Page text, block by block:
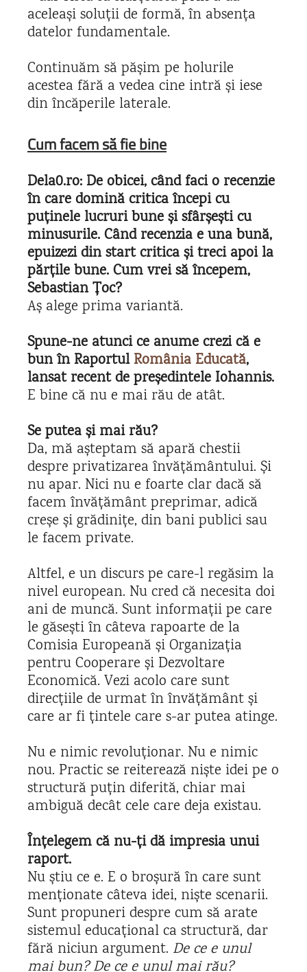
aceleași soluții de formă, în absența
datelor fundamentale.
Continuăm să pășim pe holurile
acestea fără a vedea cine intră și iese
din încăperile laterale.
Cum facem să fie bine
Dela0.ro: De obicei, când faci o recenzie
în care domină critica începi cu
puținele lucruri bune și sfârșești cu
minusurile. Când recenzia e una bună,
epuizezi din start critica și treci apoi la
părțile bune. Cum vrei să începem,
Sebastian Țoc?
Aș alege prima variantă.
Spune-ne atunci ce anume crezi că e
bun în RaportulRomânia Educată,
lansat recent de președintele Iohannis.
E bine că nu e mai rău de atât.
Se putea și mai rău?
Da, mă așteptam să apară chestii
despre privatizarea învățământului. Și
nu apar. Nici nu e foarte clar dacă să
facem învățământ preprimar, adică
creșe și grădinițe, din bani publici sau
le facem private.
Altfel, e un discurs pe care-l regăsim la
nivel european. Nu cred că necesita doi
ani de muncă. Sunt informații pe care
le găsești în câteva rapoarte de la
Comisia Europeană și Organizația
pentru Cooperare și Dezvoltare
Economică. Vezi acolo care sunt
direcțiile de urmat în învățământ și
care ar fi țintele care s-ar putea atinge.
Nu e nimic revoluționar. Nu e nimic
nou. Practic se reiterează niște idei pe o
structură puțin diferită, chiar mai
ambiguă decât cele care deja existau.
Înțelegem că nu-ți dă impresia unui
raport.
Nu știu ce e. E o broșură în care sunt
menționate câteva idei, niște scenarii.
Sunt propuneri despre cum să arate
sistemul educațional ca structură, dar
fără niciun argument. De ce e unul
mai bun? De ce e unul mai rău?